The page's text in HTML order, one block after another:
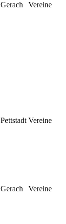
Gerach Vereine
Pettstadt Vereine
Gerach Vereine